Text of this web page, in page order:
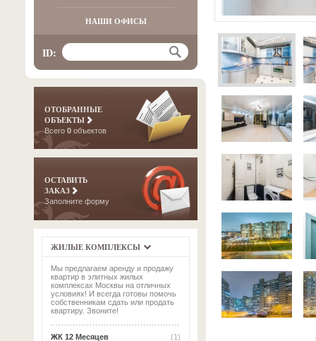
НАШИ ОФИСЫ
ID:
ОТОБРАННЫЕ
ОБЪЕКТЫ
Всего 0 объектов
ОСТАВИТЬ
ЗАКАЗ
Заполните форму
ЖИЛЫЕ КОМПЛЕКСЫ
Мы предлагаем аренду и продажу
квартир в элитных жилых
комплексах Москвы на отличных
условиях! И всегда готовы помочь
собственникам сдать или продать
квартиру. Звоните!
(1)
ЖК 12 Месяцев